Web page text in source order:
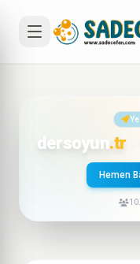
dersoyun .tr
Hemen